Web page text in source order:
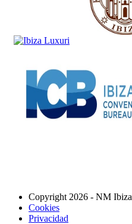
Copyright 2026 - NM Ibiza
Cookies
Privacidad